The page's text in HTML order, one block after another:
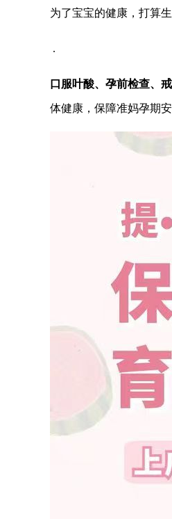
为了宝宝的健康，打算
.
口服叶酸、孕前检查、
体健康，保障准妈孕期